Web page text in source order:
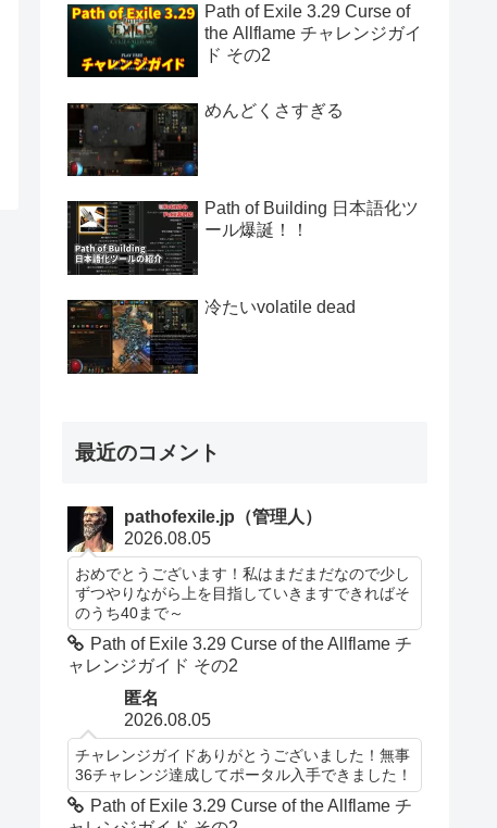
Path of Exile 3.29 Curse of
the Allflame チャレンジガイ
ド その2
めんどくさすぎる
Path of Building 日本語化ツ
ール爆誕！！
冷たいvolatile dead
最近のコメント
pathofexile.jp（管理人）
2026.08.05
おめでとうございます！私はまだまだなので少し
ずつやりながら上を目指していきますできればそ
のうち40まで～
Path of Exile 3.29 Curse of the Allflame チ
ャレンジガイド その2
匿名
2026.08.05
チャレンジガイドありがとうございました！無事
36チャレンジ達成してポータル入手できました！
Path of Exile 3.29 Curse of the Allflame チ